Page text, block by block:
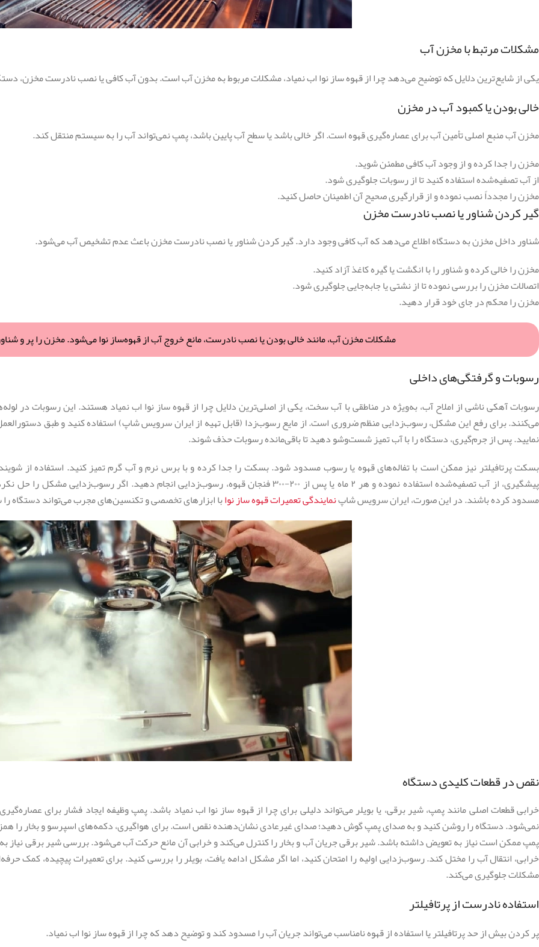
مشکلات مرتبط با مخزن آب
یکی از شایع‌ترین دلایل که توضیح می‌دهد چرا از قهوه ساز نوا اب نمیاد، مشکلات مربوط به مخزن آب است. بدون آب کافی یا نصب نادرست مخزن،
خالی بودن یا کمبود آب در مخزن
مخزن آب منبع اصلی تأمین آب برای عصاره‌گیری قهوه است. اگر خالی باشد یا سطح آب پایین باشد، پمپ نمی‌تواند آب را به سیستم منتقل کند.
مخزن را جدا کرده و از وجود آب کافی مطمئن شوید.
از آب تصفیه‌شده استفاده کنید تا از رسوبات جلوگیری شود.
مخزن را مجدداً نصب نموده و از قرارگیری صحیح آن اطمینان حاصل کنید.
گیر کردن شناور یا نصب نادرست مخزن
شناور داخل مخزن به دستگاه اطلاع می‌دهد که آب کافی وجود دارد. گیر کردن شناور یا نصب نادرست مخزن باعث عدم تشخیص آب می‌شود.
مخزن را خالی کرده و شناور را با انگشت یا گیره کاغذ آزاد کنید.
اتصالات مخزن را بررسی نموده تا از نشتی یا جابه‌جایی جلوگیری شود.
مخزن را محکم در جای خود قرار دهید.
مشکلات مخزن آب، مانند خالی بودن یا نصب نادرست، مانع خروج آب از قهوه‌ساز نوا می‌شود. مخزن را پر و
رسوبات و گرفتگی‌های داخلی
رسوبات آهکی ناشی از املاح آب، به‌ویژه در مناطقی با آب سخت، یکی از اصلی‌ترین دلایل چرا از قهوه ساز نوا اب نمیاد هستند. این رسوبات در
می‌کنند. برای رفع این مشکل، رسوب‌زدایی منظم ضروری است. از مایع رسوب‌زدا (قابل تهیه از ایران سرویس شاپ) استفاده کنید و طبق
نمایید. پس از جرم‌گیری، دستگاه را با آب تمیز شست‌وشو دهید تا باقی‌مانده رسوبات حذف شوند.
بسکت پرتافیلتر نیز ممکن است با تفاله‌های قهوه یا رسوب مسدود شود. بسکت را جدا کرده و با برس نرم و آب گرم تمیز کنید. استفاده از
پیشگیری، از آب تصفیه‌شده استفاده نموده و هر ۲ ماه یا پس از ۲۰۰-۳۰۰ فنجان قهوه، رسوب‌زدایی انجام
مسدود کرده باشند. در این صورت، ایران سرویس شاپنمایندگی تعمیرات قهوه ساز نوابا ابزارهای تخصصی و تکنسین‌های مجرب می‌تواند دستگاه
نقص در قطعات کلیدی دستگاه
خرابی قطعات اصلی مانند پمپ، شیر برقی، یا بویلر می‌تواند دلیلی برای چرا از قهوه ساز نوا اب نمیاد باشد. پمپ وظیفه ایجاد فشار برای
نمی‌شود. دستگاه را روشن کنید و به صدای پمپ گوش دهید؛ صدای غیرعادی نشان‌دهنده نقص است. برای هواگیری، دکمه‌های اسپرسو و بخار را
پمپ ممکن است نیاز به تعویض داشته باشد. شیر برقی جریان آب و بخار را کنترل می‌کند و خرابی آن مانع حرکت آب می‌شود. بررسی شیر برقی نیاز به
خرابی، انتقال آب را مختل کند. رسوب‌زدایی اولیه را امتحان کنید، اما اگر مشکل ادامه یافت، بویلر را بررسی کنید. برای تعمیرات پیچیده، کمک
مشکلات جلوگیری می‌کند.
استفاده نادرست از پرتافیلتر
پر کردن بیش از حد پرتافیلتر یا استفاده از قهوه نامناسب می‌تواند جریان آب را مسدود کند و توضیح دهد که چرا از قهوه ساز نوا اب نمیاد.